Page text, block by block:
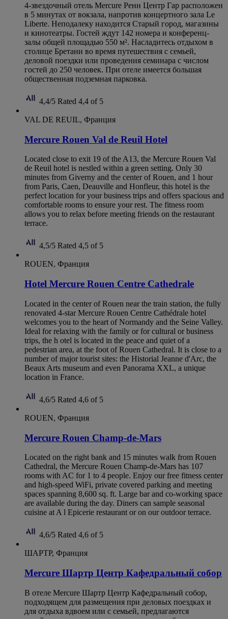
4-звездочный отель Mercure Ренн Центр Гар расположен
в 5 минутах от вокзала, напротив концертного зала Le
Liberte. Неподалеку находится Старый город, магазины
и кинотеатры. Гостей ждут 142 номера и конференц-
залы общей площадью 550 м². Насладитесь отдыхом в
столице Бретани во время путешествия с семьей,
деловой поездки или проведения семинара с числом
гостей до 250 человек. При отеле имеется большая
общественная подземная парковка.
4,4/5 Rated 4,4 of 5
VAL DE REUIL, Франция
Mercure Rouen Val de Reuil Hotel
Located close to exit 19 of the A13, the Mercure Rouen Val
de Reuil hotel is nestled within a green setting. Only 30
minutes from Giverny and the center of Rouen, and 1 hour
from Paris, Caen, Deauville and Honfleur, this hotel is the
perfect location for your business trips and offers spacious and
comfortable rooms to ensure your rest. The fitness room
allows you to relax before meeting friends on the restaurant
terrace.
4,5/5 Rated 4,5 of 5
ROUEN, Франция
Hotel Mercure Rouen Centre Cathedrale
Located in the center of Rouen near the train station, the fully
renovated 4-star Mercure Rouen Centre Cathédrale hotel
welcomes you to the heart of Normandy and the Seine Valley.
Ideal for relaxing with the family or for cultural or business
trips, the h otel is located in the peace and quiet of a
pedestrian area, at the foot of Rouen Cathedral. It is close to a
number of major tourist sites: the Historial Jeanne d'Arc, the
Beaux Arts museum and even Panorama XXL, a unique
location in France.
4,6/5 Rated 4,6 of 5
ROUEN, Франция
Mercure Rouen Champ-de-Mars
Located on the right bank and 15 minutes walk from Rouen
Cathedral, the Mercure Rouen Champ-de-Mars has 107
rooms with AC for 1 to 4 people. Enjoy our free fitness center
and high-speed WiFi, private covered parking and meeting
spaces spanning 8,600 sq. ft. Large bar and co-working space
are available during the day. Diners can sample seasonal
cuisine at A l Epicerie restaurant or on our outdoor terrace.
4,6/5 Rated 4,6 of 5
ШАРТР, Франция
Mercure Шартр Центр Кафедральный собор
В отеле Mercure Шартр Центр Кафедральный собор,
подходящем для размещения при деловых поездках и
для отдыха вдвоем или с семьей, предлагаются